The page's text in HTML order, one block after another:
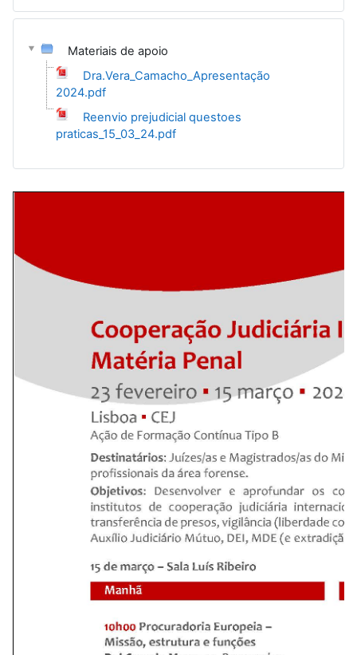
Materiais de apoio
Dra.Vera_Camacho_Apresentação
2024.pdf
Reenvio prejudicial questoes
praticas_15_03_24.pdf